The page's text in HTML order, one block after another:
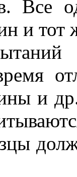
Все
и тот
и